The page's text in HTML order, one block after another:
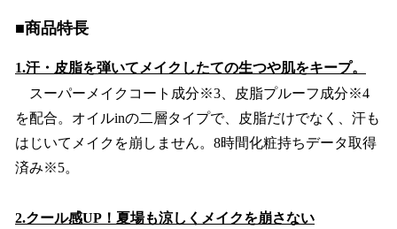
■商品特長
1.汗・皮脂を弾いてメイクしたての生つや肌をキープ。
スーパーメイクコート成分※3、皮脂プルーフ成分※4
を配合。オイルinの二層タイプで、皮脂だけでなく、汗も
はじいてメイクを崩しません。8時間化粧持ちデータ取得
済み※5。
2.クール感UP！夏場も涼しくメイクを崩さない